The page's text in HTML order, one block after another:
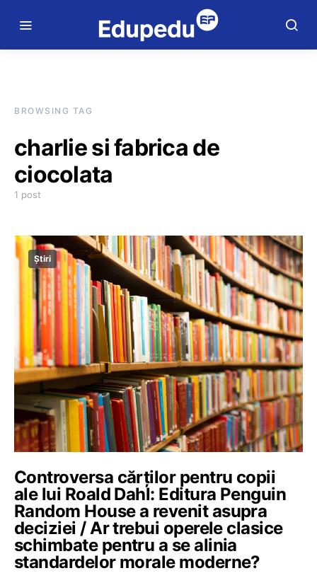
BROWSING TAG
charlie si fabrica de
ciocolata
1 post
Știri
Controversa cărților pentru copii
ale lui Roald Dahl: Editura Penguin
Random House a revenit asupra
deciziei / Ar trebui operele clasice
schimbate pentru a se alinia
standardelor morale moderne?